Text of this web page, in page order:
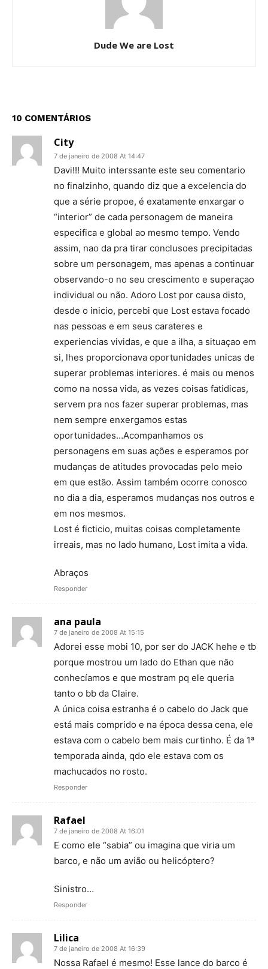
Dude We are Lost
10 COMENTÁRIOS
City
7 de janeiro de 2008 At 14:47
Davi!!! Muito interssante este seu comentario
no finalzinho, quando diz que a excelencia do
que a série propoe, é exatamente enxargar o
“interior” de cada personagem de maneira
especifica e global ao mesmo tempo. Vendo
assim, nao da pra tirar conclusoes precipitadas
sobre um personagem, mas apenas a continuar
observando-o no seu crescimento e superaçao
individual ou não. Adoro Lost por causa disto,
desde o inicio, percebi que Lost estava focado
nas pessoas e em seus carateres e
experiencias vividas, e que a ilha, a situaçao em
si, lhes proporcionava oportunidades unicas de
superar problemas interiores. é mais ou menos
como na nossa vida, as vezes coisas fatidicas,
servem pra nos fazer superar problemas, mas
nem sempre enxergamos estas
oportunidades…Acompanhamos os
personagens em suas ações e esperamos por
mudanças de atitudes provocadas pelo meio
em que estão. Assim também ocorre conosco
no dia a dia, esperamos mudanças nos outros e
em nos mesmos.
Lost é ficticio, muitas coisas completamente
irreais, mas no lado humano, Lost imita a vida.
Abraços
Responder
ana paula
7 de janeiro de 2008 At 15:15
Adorei esse mobi 10, por ser do JACK hehe e tb
porque mostrou um lado do Ethan que não
conhecíamos e que mostram pq ele queria
tanto o bb da Claire.
A única coisa estranha é o cabelo do Jack que
está mais comprido e na época dessa cena, ele
estava com o cabelo bem mais curtinho. É da 1ª
temporada ainda, qdo ele estava com os
machucados no rosto.
Responder
Rafael
7 de janeiro de 2008 At 16:01
E como ele “sabia” ou imagina que viria um
barco, e não um avião ou helicóptero?
Sinistro…
Responder
Lilica
7 de janeiro de 2008 At 16:39
Nossa Rafael é mesmo! Esse lance do barco é